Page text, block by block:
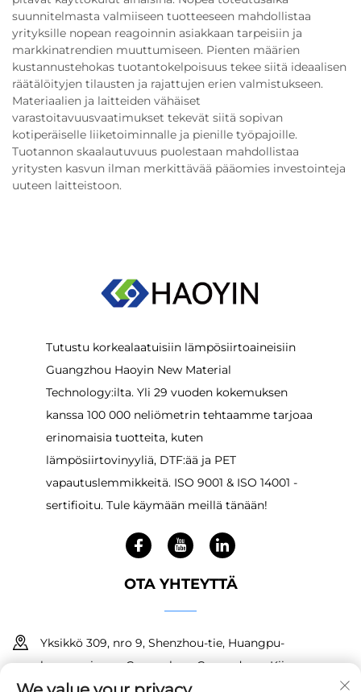
suunnitelmasta valmiiseen tuotteeseen mahdollistaa
yrityksille nopean reagoinnin asiakkaan tarpeisiin ja
markkinatrendien muuttumiseen. Pienten määrien
kustannustehokas tuotantokelpoisuus tekee siitä ideaalisen
räätälöityjen tilausten ja rajattujen erien valmistukseen.
Materiaalien ja laitteiden vähäiset
varastoitavuusvaatimukset tekevät siitä sopivan
kotiperäiselle liiketoiminnalle ja pienille työpajoille.
Tuotannon skaalautuvuus puolestaan mahdollistaa
yritysten kasvun ilman merkittävää pääomies investointeja
uuteen laitteistoon.
Tutustu korkealaatuisiin lämpösiirtoaineisiin
Guangzhou Haoyin New Material
Technology:ilta. Yli 29 vuoden kokemuksen
kanssa 100 000 neliömetrin tehtaamme tarjoaa
erinomaisia tuotteita, kuten
lämpösiirtovinyyliä, DTF:ää ja PET
vapautuslemmikkeitä. ISO 9001 & ISO 14001 -
sertifioitu. Tule käymään meillä tänään!
OTA YHTEYTTÄ
Yksikkö 309, nro 9, Shenzhou-tie, Huangpu-
kaupunginosa, Guangzhou, Guangdong, Kiina